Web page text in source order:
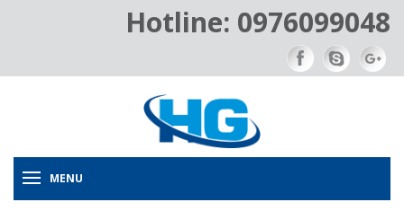
Hotline: 0976099048
MENU